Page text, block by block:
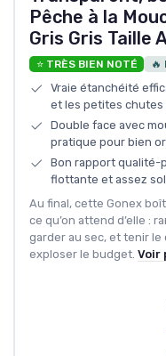
Pêche à la
Gris Gris Taille
⭐ TRÈS BIEN NOTÉ 🔥
Vraie étanchéité
et les petites chutes
Double face avec
pratique pour bien
Bon rapport qualité-
flottante et assez
Au final, cette Gonex
ce qu’on attend d’elle :
garder au sec, et tenir
exploser le budget. Voir